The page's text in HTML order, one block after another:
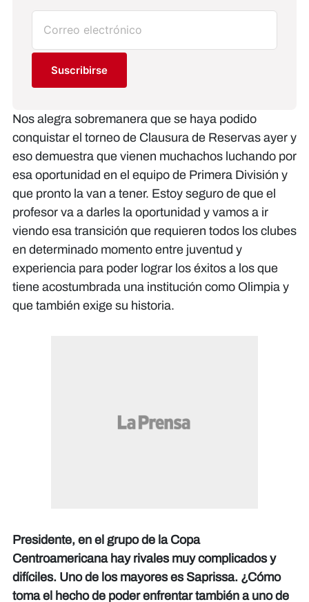
Suscribirse
Nos alegra sobremanera que se haya podido
conquistar el torneo de Clausura de Reservas ayer y
eso demuestra que vienen muchachos luchando por
esa oportunidad en el equipo de Primera División y
que pronto la van a tener. Estoy seguro de que el
profesor va a darles la oportunidad y vamos a ir
viendo esa transición que requieren todos los clubes
en determinado momento entre juventud y
experiencia para poder lograr los éxitos a los que
tiene acostumbrada una institución como Olimpia y
que también exige su historia.
Presidente, en el grupo de la Copa
Centroamericana hay rivales muy complicados y
difíciles. Uno de los mayores es Saprissa. ¿Cómo
toma el hecho de poder enfrentar también a uno de